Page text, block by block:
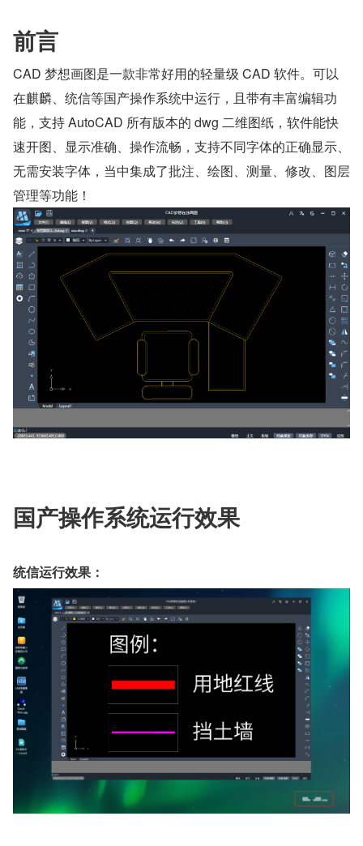
前言
CAD 梦想画图是一款非常好用的轻量级 CAD 软件。可以
在麒麟、统信等国产操作系统中运行，且带有丰富编辑功
能，支持 AutoCAD 所有版本的 dwg 二维图纸，软件能快
速开图、显示准确、操作流畅，支持不同字体的正确显示、
无需安装字体，当中集成了批注、绘图、测量、修改、图层
管理等功能！
国产操作系统运行效果
统信运行效果：